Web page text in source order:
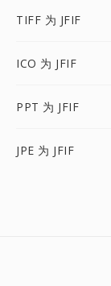
TIFF 为 JFIF
ICO 为 JFIF
PPT 为 JFIF
JPE 为 JFIF